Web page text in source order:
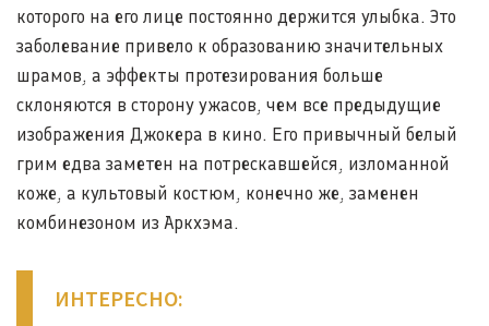
которого на его лице постоянно держится улыбка. Это
заболевание привело к образованию значительных
шрамов, а эффекты протезирования больше
склоняются в сторону ужасов, чем все предыдущие
изображения Джокера в кино. Его привычный белый
грим едва заметен на потрескавшейся, изломанной
коже, а культовый костюм, конечно же, заменен
комбинезоном из Аркхэма.
ИНТЕРЕСНО: